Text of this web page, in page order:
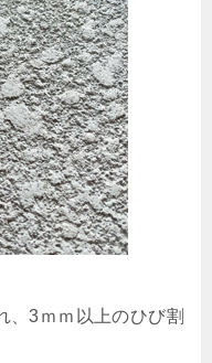
、3ｍｍ以上のひび割